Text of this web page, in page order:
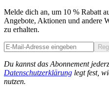
Melde dich an, um 10 % Rabatt
Angebote, Aktionen und andere
zu erhalten.
Du kannst das Abonnement
Datenschutzerklärung legt fest,
nutzen.